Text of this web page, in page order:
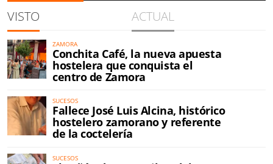
VISTO ACTUAL
ZAMORA
Conchita Café, la nueva apuesta
hostelera que conquista el
centro de Zamora
SUCESOS
Fallece José Luis Alcina, histórico
hostelero zamorano y referente
de la coctelería
SUCESOS